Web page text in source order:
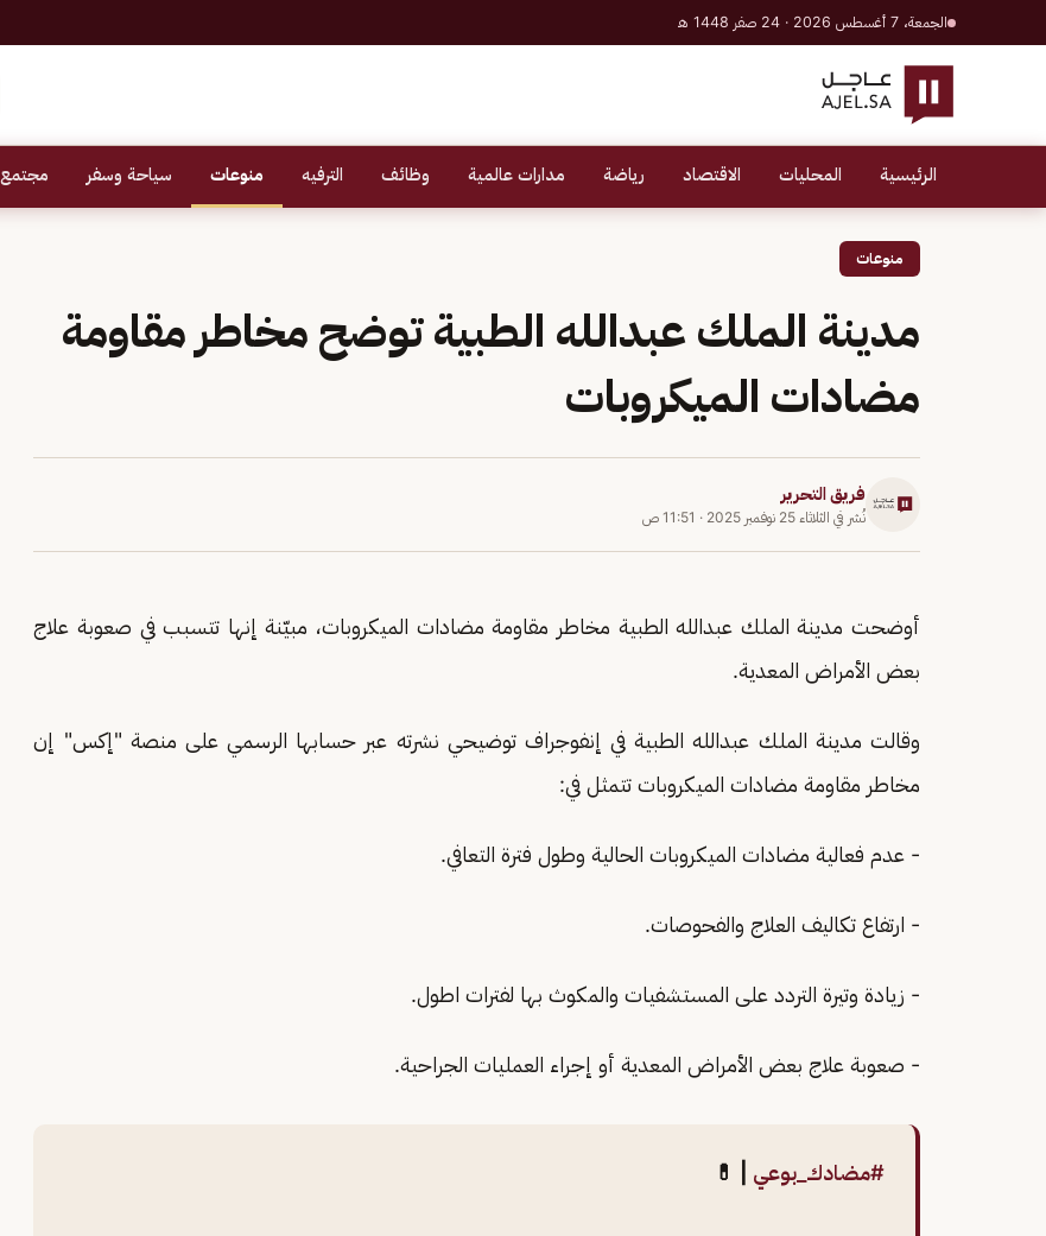
الجمعة، 7 أغسطس 2026 · 24 صفر 1448 هـ
الرئيسية المحليات الاقتصاد رياضة مدارات عالمية وظائف الترفيه منوعات سياحة وسفر مجتمع
منوعات
مدينة الملك عبدالله الطبية توضح مخاطر مقاومة
مضادات الميكروبات
فريق التحرير
نُشر في الثلاثاء 25 نوفمبر 2025 · 11:51 ص
أوضحت مدينة الملك عبدالله الطبية مخاطر مقاومة مضادات الميكروبات، مبيّنة إنها تتسبب في صعوبة علاج
بعض الأمراض المعدية.
وقالت مدينة الملك عبدالله الطبية في إنفوجراف توضيحي نشرته عبر حسابها الرسمي على منصة "إكس" إن
مخاطر مقاومة مضادات الميكروبات تتمثل في:
- عدم فعالية مضادات الميكروبات الحالية وطول فترة التعافي.
- ارتفاع تكاليف العلاج والفحوصات.
- زيادة وتيرة التردد على المستشفيات والمكوث بها لفترات اطول.
- صعوبة علاج بعض الأمراض المعدية أو إجراء العمليات الجراحية.
#مضادك_بوعي | 💊